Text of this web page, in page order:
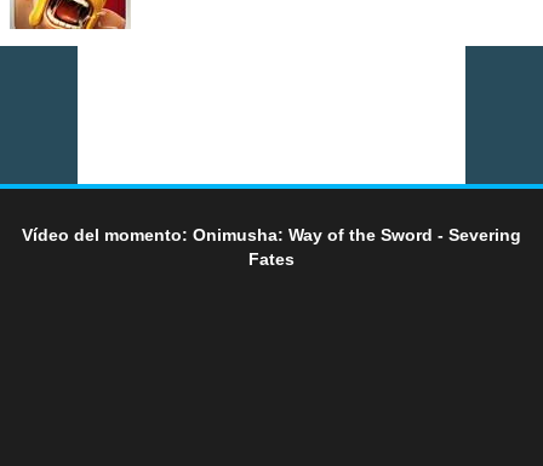
Vídeo del momento: Onimusha: Way of the Sword - Severing
Fates